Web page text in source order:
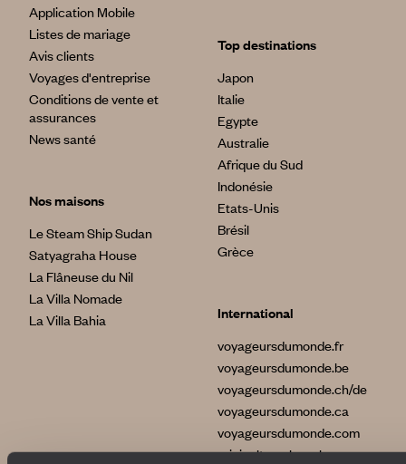
Application Mobile
Listes de mariage
Avis clients
Voyages d'entreprise
Conditions de vente et
assurances
News santé
Nos maisons
Le Steam Ship Sudan
Satyagraha House
La Flâneuse du Nil
La Villa Nomade
La Villa Bahia
Top destinations
Japon
Italie
Egypte
Australie
Afrique du Sud
Indonésie
Etats-Unis
Brésil
Grèce
International
voyageursdumonde.fr
voyageursdumonde.be
voyageursdumonde.ch/de
voyageursdumonde.ca
voyageursdumonde.com
originaltravel.co.uk